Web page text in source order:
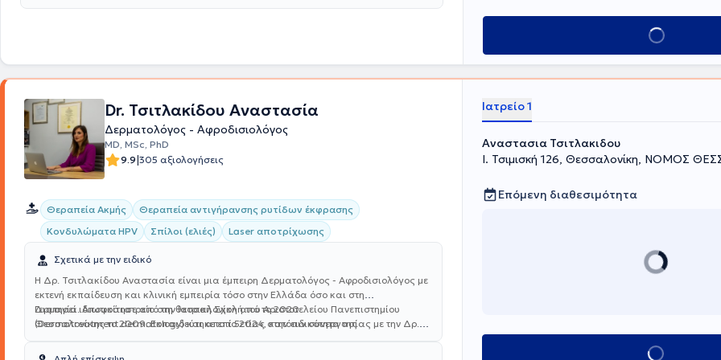
περιοδικά εξωτερικού και εσωτερικού.
Κλείσε ραντεβού
Dr. Τσιτλακίδου Αναστασία
Δερματολόγος - Αφροδισιολόγος
MD, MSc, PhD
9.9|305 αξιολογήσεις
Θεραπεία Ακμής
Θεραπεία αντιγήρανσης ρυτίδων έκφρασης
Κονδυλώματα HPV
Σπίλοι (ελιές) Laser αποτρίχωσης
Σχετικά με την ειδικό
Η Δρ. Τσιτλακίδου Αναστασία είναι μια έμπειρη Δερματολόγος - Αφροδισιολόγος με
εκτενή εκπαίδευση και κλινική εμπειρία τόσο στην Ελλάδα όσο και στη
Γερμανία. Αποφοίτησε από την Ιατρική Σχολή του Αριστοτελείου Πανεπιστημίου
Θεσσαλονίκης το 2009. Εκπαιδεύτηκε επί 5ετίας στην ειδικότητα της
ως Δερματολόγος- Αφροδισιολόγος στον τομέα της δερματικής ογκολογίας και
Διατηρεί ιδιωτικό ιατρείο στη θεσσαλονίκη από το 2020
(Dermatreatment dermatology) και απο το 2024, κατόπιν συνεργασίας με την Δρ.
Μεταπτυχιακών Σπουδών στον Τομέα της Δερματοσκόπησης του
Ιατρείο 1
Αναστασια Τσιτλακιδου
I. Τσιμισκή 126, Θεσσαλονίκη, ΝΟΜΟΣ
Επόμενη διαθεσιμότητα
Κλείσε ραντεβού